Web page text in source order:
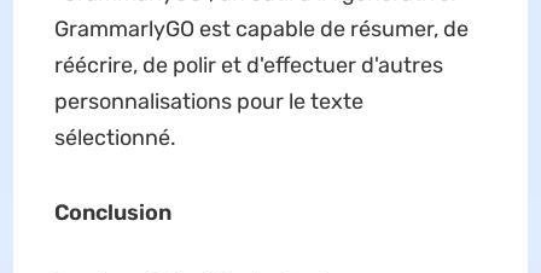
GrammarlyGO est capable de résumer, de
réécrire, de polir et d'effectuer d'autres
personnalisations pour le texte
sélectionné.
Conclusion